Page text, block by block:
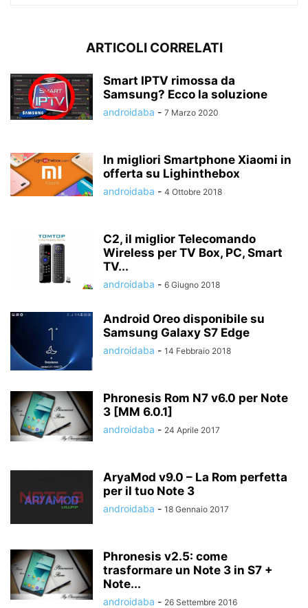
ARTICOLI CORRELATI
Smart IPTV rimossa da
Samsung? Ecco la soluzione
androidaba - 7 Marzo 2020
In migliori Smartphone Xiaomi in
offerta su Lighinthebox
androidaba - 4 Ottobre 2018
C2, il miglior Telecomando
Wireless per TV Box, PC, Smart
TV...
androidaba - 6 Giugno 2018
Android Oreo disponibile su
Samsung Galaxy S7 Edge
androidaba - 14 Febbraio 2018
Phronesis Rom N7 v6.0 per Note
3 [MM 6.0.1]
androidaba - 24 Aprile 2017
AryaMod v9.0 – La Rom perfetta
per il tuo Note 3
androidaba - 18 Gennaio 2017
Phronesis v2.5: come
trasformare un Note 3 in S7 +
Note...
androidaba - 26 Settembre 2016